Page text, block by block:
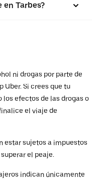
en Tarbes?
ni drogas por parte de
Uber. Si crees que tu
efectos de las drogas o
el viaje de
estar sujetos a impuestos
el peaje.
indican únicamente